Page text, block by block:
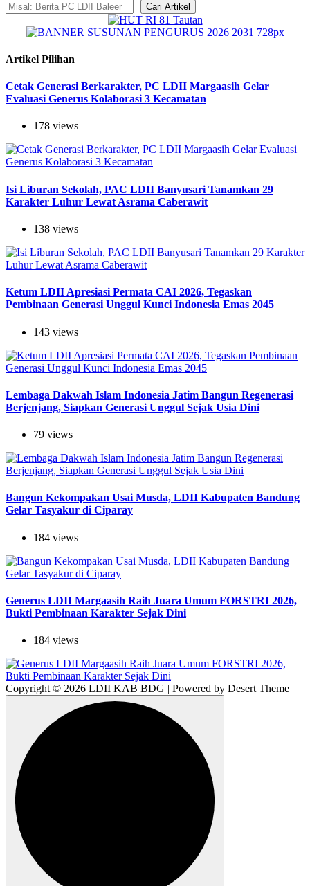
Cari Artikel
Artikel Pilihan
Cetak Generasi Berkarakter, PC LDII Margaasih Gelar
Evaluasi Generus Kolaborasi 3 Kecamatan
178 views
Isi Liburan Sekolah, PAC LDII Banyusari Tanamkan 29
Karakter Luhur Lewat Asrama Caberawit
138 views
Ketum LDII Apresiasi Permata CAI 2026, Tegaskan
Pembinaan Generasi Unggul Kunci Indonesia Emas 2045
143 views
Lembaga Dakwah Islam Indonesia Jatim Bangun Regenerasi
Berjenjang, Siapkan Generasi Unggul Sejak Usia Dini
79 views
Bangun Kekompakan Usai Musda, LDII Kabupaten Bandung
Gelar Tasyakur di Ciparay
184 views
Generus LDII Margaasih Raih Juara Umum FORSTRI 2026,
Bukti Pembinaan Karakter Sejak Dini
184 views
Copyright © 2026 LDII KAB BDG | Powered by Desert Theme